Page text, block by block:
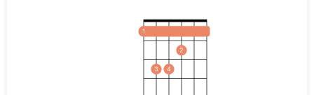
1
3 4
2